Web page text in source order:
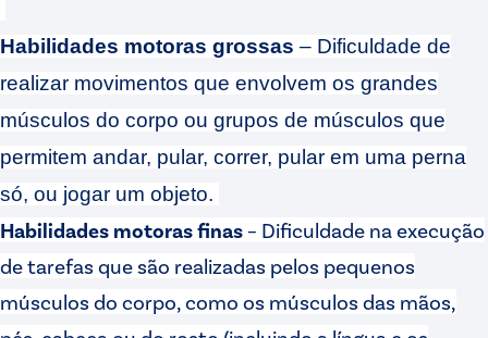
Habilidades motoras grossas – Dificuldade de
realizar movimentos que envolvem os grandes
músculos do corpo ou grupos de músculos que
permitem andar, pular, correr, pular em uma perna
só, ou jogar um objeto.
Habilidades motoras finas– Dificuldade na execução
de tarefas que são realizadas pelos pequenos
músculos do corpo, como os músculos das mãos,